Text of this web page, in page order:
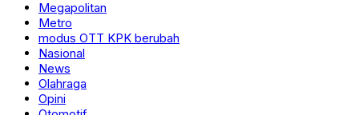
Megapolitan
Metro
modus OTT KPK berubah
Nasional
News
Olahraga
Opini